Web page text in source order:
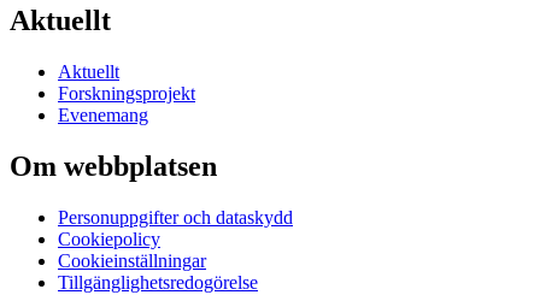
Aktuellt
Aktuellt
Forskningsprojekt
Evenemang
Om webbplatsen
Personuppgifter och dataskydd
Cookiepolicy
Cookieinställningar
Tillgänglighetsredogörelse